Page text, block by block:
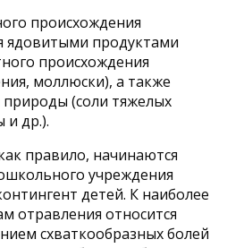
происхождения
ядовитыми продуктами
происхождения
моллюски), а также
(соли тяжелых
и др.).
правило, начинаются
учреждения
детей. К наиболее
отравления относится
схваткообразных болей